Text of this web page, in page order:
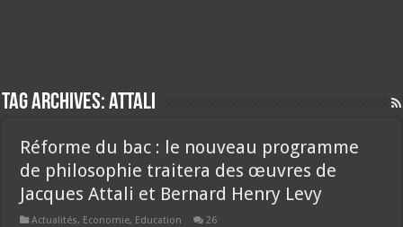
Tag Archives:attali
Réforme du bac : le nouveau programme
de philosophie traitera des œuvres de
Jacques Attali et Bernard Henry Levy
Actualités, Economie, Education 26